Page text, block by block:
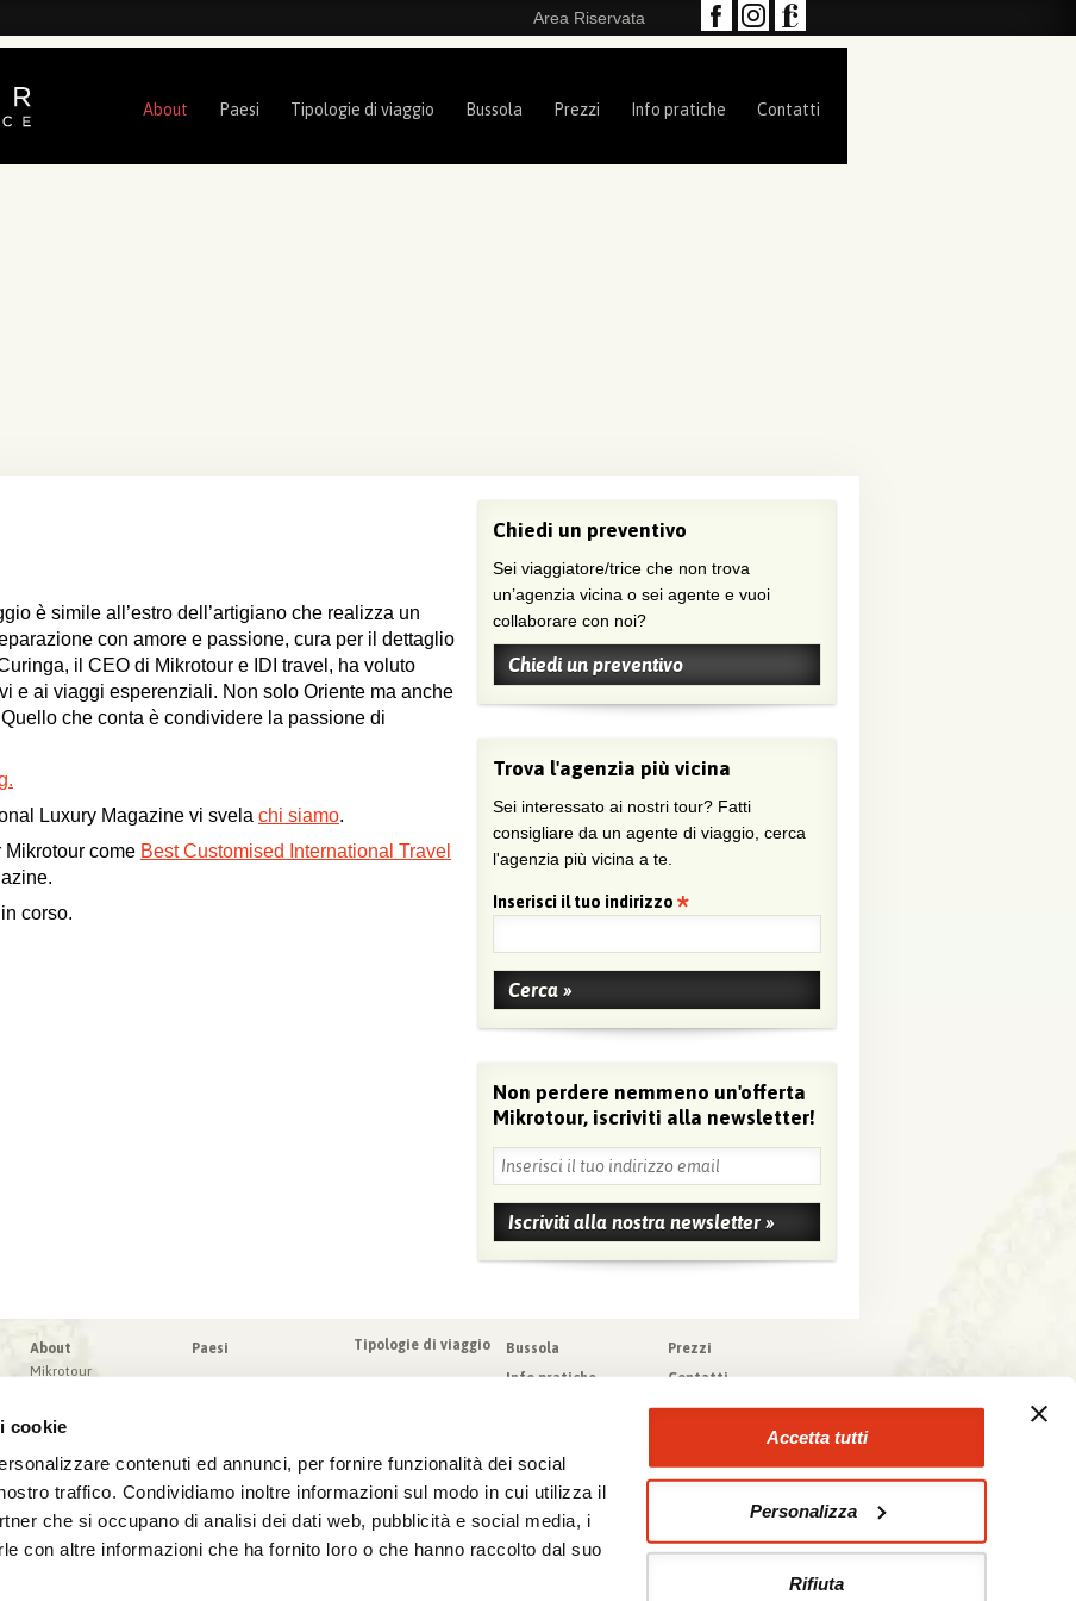
cookie
contenuti ed annunci, per fornire funzionalità dei social
traffico. Condividiamo inoltre informazioni sul modo in cui utilizza il
che si occupano di analisi dei dati web, pubblicità e social media, i
con altre informazioni che ha fornito loro o che hanno raccolto dal suo
Accetta tutti
Personalizza
Rifiuta
Area Riservata
About Paesi Tipologie di viaggio Bussola Prezzi Info pratiche Contatti
è simile all’estro dell’artigiano che realizza un
con amore e passione, cura per il dettaglio
il CEO di Mikrotour e IDI travel, ha voluto
e ai viaggi esperenziali. Non solo Oriente ma anche
che conta è condividere la passione di
Luxury Magazine vi svela chi siamo.
come Best Customised International Travel
in corso.
Chiedi un preventivo
Sei viaggiatore/trice che non trova
un’agenzia vicina o sei agente e vuoi
collaborare con noi?
Chiedi un preventivo
Trova l'agenzia più vicina
Sei interessato ai nostri tour? Fatti
consigliare da un agente di viaggio, cerca
l'agenzia più vicina a te.
Inserisci il tuo indirizzo
Non perdere nemmeno un'offerta
Mikrotour, iscriviti alla newsletter!
About
Mikrotour
Blog
Paesi Tipologie di viaggio Bussola
Prezzi
Info pratiche
Scheda tecnica
Contatti